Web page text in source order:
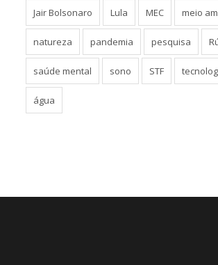
Jair Bolsonaro Lula MEC meio
natureza pandemia pesquisa
saúde mental sono STF
água